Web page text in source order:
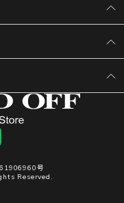
号
Reserved.